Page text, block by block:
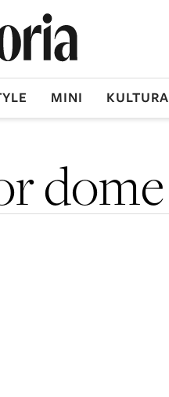
MINI KULTURA
dome